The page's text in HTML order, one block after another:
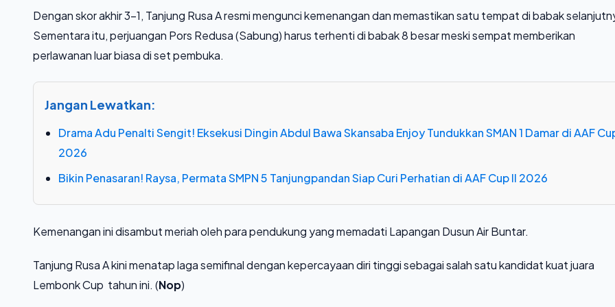
​Dengan skor akhir 3-1, Tanjung Rusa A resmi mengunci kemenangan dan memastikan satu tempat di babak
Sementara itu, perjuangan Pors Redusa (Sabung) harus terhenti di babak 8 besar meski sempat memberikan
perlawanan luar biasa di set pembuka.
Jangan Lewatkan:
Drama Adu Penalti Sengit! Eksekusi Dingin Abdul Bawa Skansaba Enjoy Tundukkan SMAN 1 Damar di AAF
2026
Bikin Penasaran! Raysa, Permata SMPN 5 Tanjungpandan Siap Curi Perhatian di AAF Cup II 2026
​Kemenangan ini disambut meriah oleh para pendukung yang memadati Lapangan Dusun Air Buntar.
Tanjung Rusa A kini menatap laga semifinal dengan kepercayaan diri tinggi sebagai salah satu kandidat kuat juara
Lembonk Cup tahun ini. (Nop)